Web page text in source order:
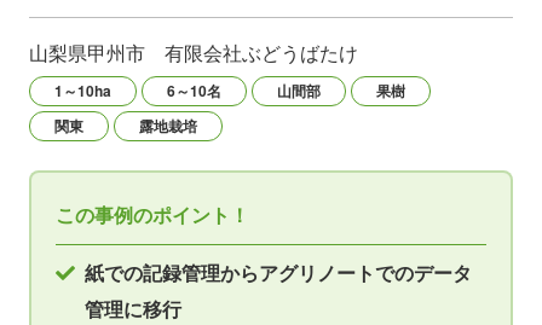
山梨県甲州市 有限会社ぶどうばたけ
1～10ha 6～10名 山間部
果樹
関東
露地栽培
この事例のポイント！
紙での記録管理からアグリノートでのデータ
管理に移行